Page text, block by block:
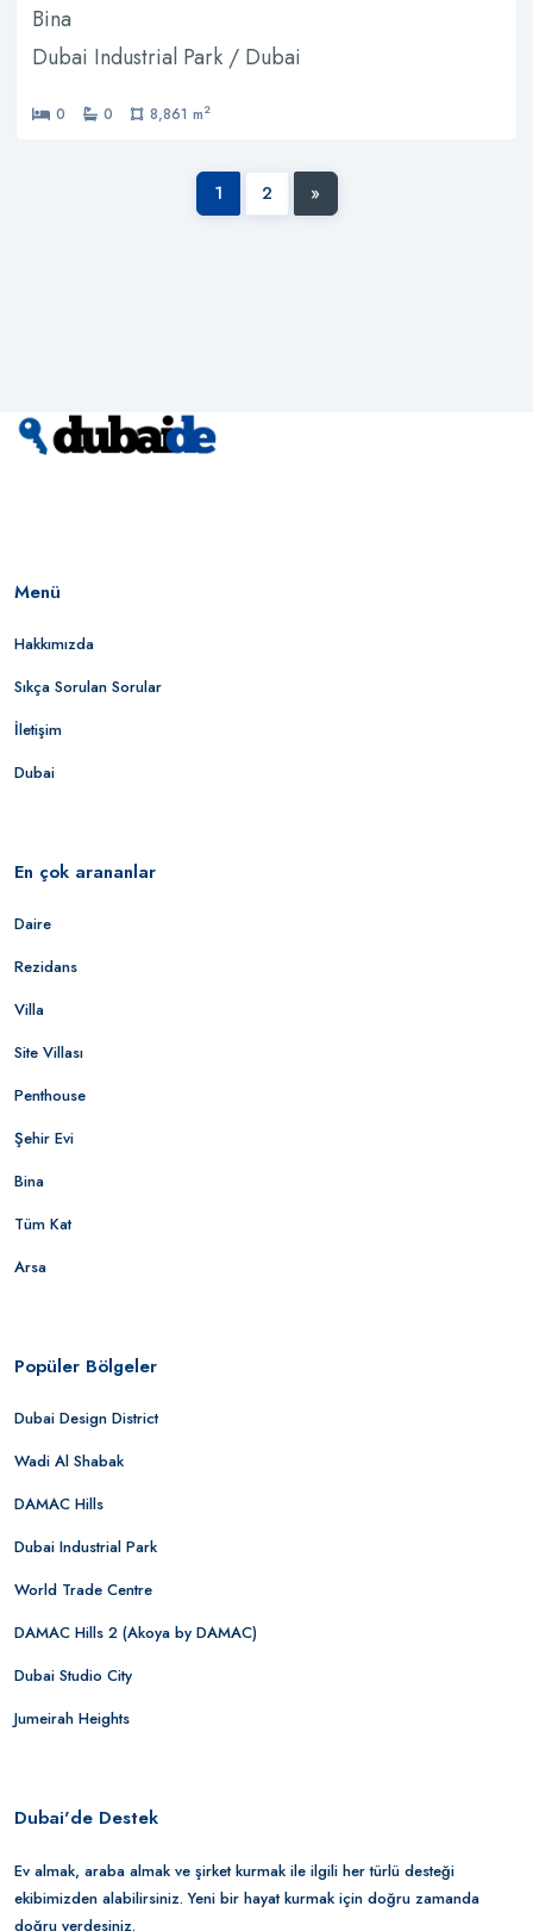
Bina
Dubai Industrial Park / Dubai
0 0 8,861 m2
1 2 »
Menü
Hakkımızda
Sıkça Sorulan Sorular
İletişim
Dubai
En çok arananlar
Daire
Rezidans
Villa
Site Villası
Penthouse
Şehir Evi
Bina
Tüm Kat
Arsa
Popüler Bölgeler
Dubai Design District
Wadi Al Shabak
DAMAC Hills
Dubai Industrial Park
World Trade Centre
DAMAC Hills 2 (Akoya by DAMAC)
Dubai Studio City
Jumeirah Heights
Dubai'de Destek
Ev almak, araba almak ve şirket kurmak ile ilgili her türlü desteği
ekibimizden alabilirsiniz. Yeni bir hayat kurmak için doğru zamanda
doğru yerdesiniz.